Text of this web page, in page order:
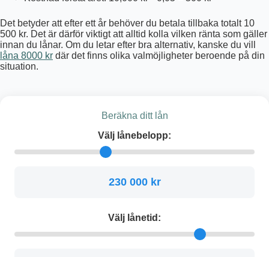
Det betyder att efter ett år behöver du betala tillbaka totalt 10
500 kr. Det är därför viktigt att alltid kolla vilken ränta som gäller
innan du lånar. Om du letar efter bra alternativ, kanske du vill
låna 8000 kr där det finns olika valmöjligheter beroende på din
situation.
Beräkna ditt lån
Välj lånebelopp:
230 000 kr
Välj lånetid: